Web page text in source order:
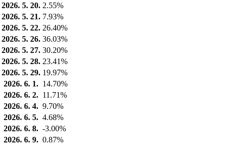
2026. 5. 20. 2.55%
2026. 5. 21. 7.93%
2026. 5. 22. 26.40%
2026. 5. 26. 36.03%
2026. 5. 27. 30.20%
2026. 5. 28. 23.41%
2026. 5. 29. 19.97%
2026. 6. 1. 14.70%
2026. 6. 2. 11.71%
2026. 6. 4. 9.70%
2026. 6. 5. 4.68%
2026. 6. 8. -3.00%
2026. 6. 9. 0.87%